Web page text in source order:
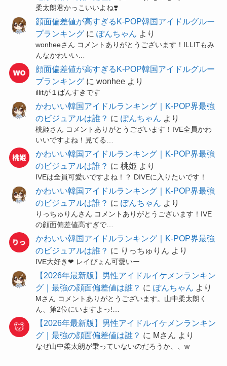
柔太朗君かっこいいよね❣️
顔面偏差値が高すぎるK-POP韓国アイドルグルー
プランキング にぽんちゃん より
wonheeさん コメントありがとうございます！ILLITもみ
んなかわいい…
顔面偏差値が高すぎるK-POP韓国アイドルグルー
プランキング にwonhee より
illitが１ばんすきです
かわいい韓国アイドルランキング｜K-POP界最強
のビジュアルは誰？ にぽんちゃん より
桃姫さん コメントありがとうございます！IVE全員かわ
いいですよね！見てる…
かわいい韓国アイドルランキング｜K-POP界最強
のビジュアルは誰？ に桃姫 より
IVEは全員可愛いですよね！？ DIVEに入りたいです！
かわいい韓国アイドルランキング｜K-POP界最強
のビジュアルは誰？ にぽんちゃん より
りっちゅりんさん コメントありがとうございます！IVE
の顔面偏差値高すぎで…
かわいい韓国アイドルランキング｜K-POP界最強
のビジュアルは誰？ に りっちゅりん より
IVE大好き❤ レイぴょん可愛いー
【2026年最新版】男性アイドルイケメンランキン
グ｜最強の顔面偏差値は誰？ にぽんちゃん より
Mさん コメントありがとうございます。山中柔太朗く
ん、第2位にいますよっ!…
【2026年最新版】男性アイドルイケメンランキン
グ｜最強の顔面偏差値は誰？ に Mさん より
なぜ山中柔太朗が乗っていないのだろうか、、w